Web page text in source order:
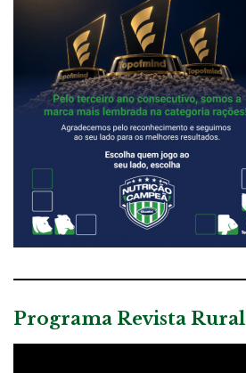
Programa Revista Rural